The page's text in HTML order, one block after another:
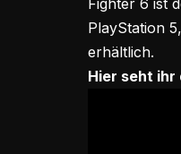
PlayStation
erhältlich.
Hier seht ihr